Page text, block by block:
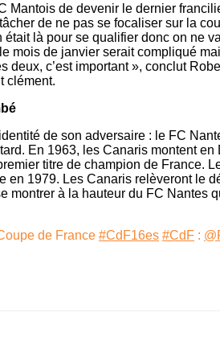
Mantois de devenir le dernier
de ne pas se focaliser sur la
là pour se qualifier donc on ne
mois de janvier serait compliqué
deux, c’est important », conclut
clément.
de son adversaire : le FC
En 1963, les Canaris montent en
titre de champion de France.
en 1979. Les Canaris relèveront le
montrer à la hauteur du FC Nantes
de France #CdF16es #CdF :